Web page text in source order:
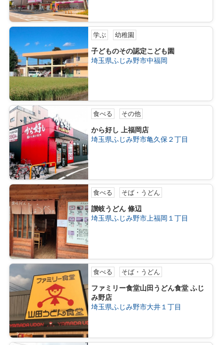
学ぶ 幼稚園
子どものその認定こども園
埼玉県ふじみ野市中福岡
食べる その他
から好し 上福岡店
埼玉県ふじみ野市亀久保２丁目
食べる そば・うどん
讃岐うどん 條辺
埼玉県ふじみ野市上福岡１丁目
食べる そば・うどん
ファミリー食堂山田うどん食堂 ふじ
み野店
埼玉県ふじみ野市大井１丁目